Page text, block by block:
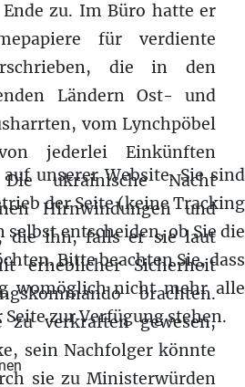
zu. Im Büro hatte er
für verdiente
die in den
Ländern Ost- und
vom Lynchpöbel
jederlei Einkünften
Die ukrainische Nacht
Hirnwindungen und
die ihn, falls er sie laut
erheblicher Sicherheit
brachten.
zu verkraften gewesen,
sein Nachfolger könnte
sie zu Ministerwürden
unserer Website. Sie sind
der Seite (keine Tracking
selbst entscheiden, ob Sie die
Bitte beachten Sie, dass
womöglich nicht mehr alle
zur Verfügung stehen.